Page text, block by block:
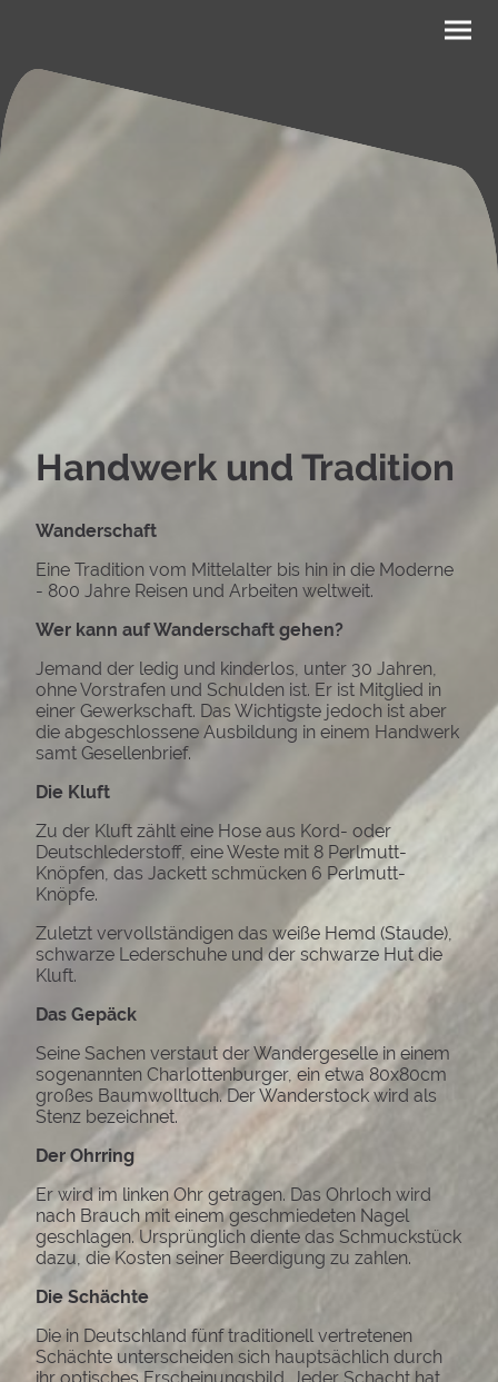
Handwerk und Tradition
Wanderschaft
Eine Tradition vom Mittelalter bis hin in die Moderne
- 800 Jahre Reisen und Arbeiten weltweit.
Wer kann auf Wanderschaft gehen?
Jemand der ledig und kinderlos, unter 30 Jahren,
ohne Vorstrafen und Schulden ist. Er ist Mitglied in
einer Gewerkschaft. Das Wichtigste jedoch ist aber
die abgeschlossene Ausbildung in einem Handwerk
samt Gesellenbrief.
Die Kluft
Zu der Kluft zählt eine Hose aus Kord- oder
Deutschlederstoff, eine Weste mit 8 Perlmutt-
Knöpfen, das Jackett schmücken 6 Perlmutt-
Knöpfe.
Zuletzt vervollständigen das weiße Hemd (Staude),
schwarze Lederschuhe und der schwarze Hut die
Kluft.
Das Gepäck
Seine Sachen verstaut der Wandergeselle in einem
sogenannten Charlottenburger, ein etwa 80x80cm
großes Baumwolltuch. Der Wanderstock wird als
Stenz bezeichnet.
Der Ohrring
Er wird im linken Ohr getragen. Das Ohrloch wird
nach Brauch mit einem geschmiedeten Nagel
geschlagen. Ursprünglich diente das Schmuckstück
dazu, die Kosten seiner Beerdigung zu zahlen.
Die Schächte
Die in Deutschland fünf traditionell vertretenen
Schächte unterscheiden sich hauptsächlich durch